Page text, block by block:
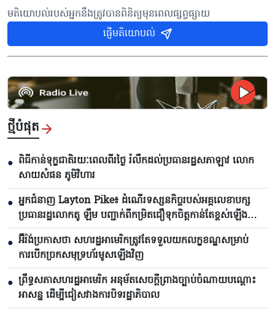
មតិយោបល់របស់អ្នកនឹងត្រូវបានពិនិត្យមុនពេលផ្សព្វផ្សាយ
ផ្ញើមតិយោបល់
ថ្មីបំផុត
● ពិធីកាន់ទុក្ខជាតិរយៈពេលពីរថ្ងៃ រំលឹកដល់ប្រធានរដ្ឋសភាឡាវ លោក
សាយសំផន ភូមិវិហារ
● អ្នកជំនាញ Layton Pike៖ ដំណើរទស្សនកិច្ចរបស់អគ្គលេខាបក្ស
ប្រធានរដ្ឋលោកតូ ឡឹម បញ្ជាក់ពីកម្រិតជឿទុកចិត្តកាន់តែខ្ពស់ឡើង
រវាងវៀតណាមនិងអូស្ត្រាលី
● អ៊ីរ៉ង់ប្រកាសថា សហរដ្ឋអាមេរិកត្រូវតែទទួលយកលក្ខខណ្ឌសម្រាប់
ការបើកច្រកសមុទ្រហ័រមូសឡើងវិញ
● ព្រឹទ្ធសភាសហរដ្ឋអាមេរិក អនុម័តសេចក្តីព្រាងច្បាប់ចំណាយបណ្តោះ
អាសន្ន ដើម្បីជៀសវាងការបិទរដ្ឋាភិបាល